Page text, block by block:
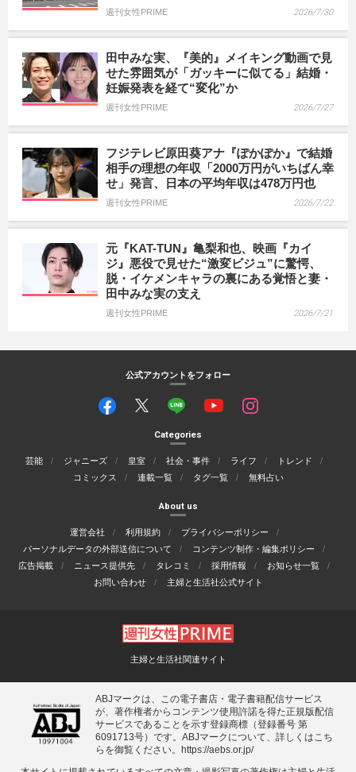
週刊女性PRIME 2026/7/30
田中みな実、『美的』メイキング動画で見
せた雰囲気が「ガッキーに似てる」結婚・
妊娠発表を経て“変化”か
週刊女性PRIME 2026/7/27
フジテレビ原田葵アナ『ぽかぽか』で結婚
相手の理想の年収「2000万円がいちばん幸
せ」発言、日本の平均年収は478万円也
週刊女性PRIME 2026/7/22
元『KAT-TUN』亀梨和也、映画『カイ
ジ』悪役で見せた“激変ビジュ”に驚愕、
脱・イケメンキャラの裏にある覚悟と妻・
田中みな実の支え
週刊女性PRIME 2026/7/21
公式アカウントをフォロー
Categories
芸能 ジャニーズ 皇室 社会・事件 ライフ
トレンド
コミックス
連載一覧 タグ一覧 無料占い
About us
運営会社 利用規約
プライバシーポリシー
パーソナルデータの外部送信について
コンテンツ制作・編集ポリシー
広告掲載
ニュース提供先 タレコミ 採用情報
お知らせ一覧
お問い合わせ
主婦と生活社公式サイト
主婦と生活社関連サイト
ABJマークは、この電子書店・電子書籍配信サービス
が、著作権者からコンテンツ使用許諾を得た正規版配信
サービスであることを示す登録商標（登録番号 第
6091713号）です。ABJマークについて、詳しくはこち
らを御覧ください。 https://aebs.or.jp/